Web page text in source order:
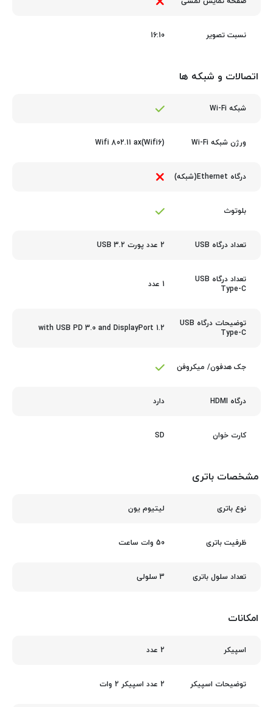
نسبت تصویر 16:10
اتصالات و شبکه ها
شبکه Wi-Fi
ورژن شبکه Wi-Fi Wifi 802.11 ax(Wifi6)
درگاه Ethernet(شبکه)
بلوتوث
تعداد درگاه USB 2 عدد پورت USB 3.2
تعداد درگاه USB
Type-C
1 عدد
توضیحات درگاه USB
Type-C
with USB PD 3.0 and DisplayPort 1.2
جک هدفون/ میکروفن
درگاه HDMI دارد
کارت‌ خوان SD
مشخصات باتری
نوع باتری لیتیوم یون
ظرفیت باتری 50 وات ساعت
تعداد سلول باتری 3 سلولی
امکانات
اسپیکر 2 عدد
توضیحات اسپیکر 2 عدد اسپیکر 2 وات